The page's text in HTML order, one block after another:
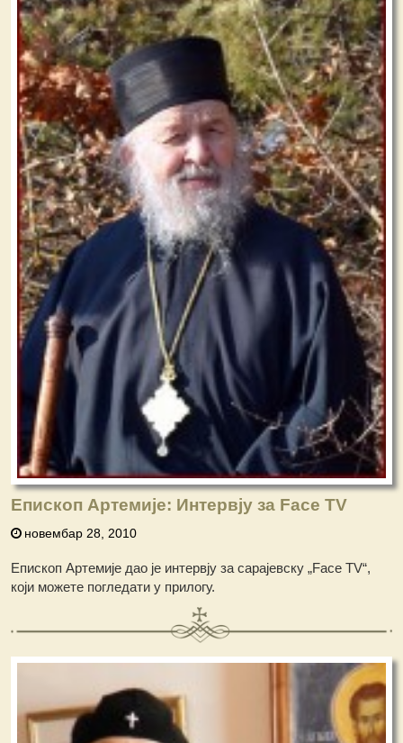
Епископ Артемије: Интервју за Face TV
новембар 28, 2010
Епископ Артемије дао је интервју за сарајевску „Face TV“,
који можете погледати у прилогу.